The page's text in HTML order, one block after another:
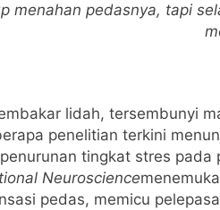
menahan pedasnya, tapi
lidah, tersembunyi
penelitian terkini
tingkat stres pada
Neuroscience
pedas, memicu